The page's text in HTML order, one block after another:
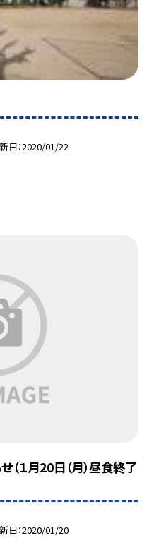
日 2020/01/22
１月20日（月）昼食終了
日 2020/01/20